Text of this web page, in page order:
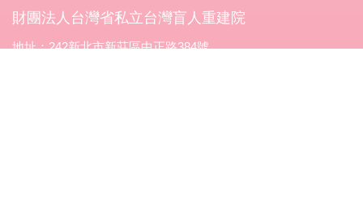
財團法人台灣省私立台灣盲人重建院
地址：242新北市新莊區中正路384號